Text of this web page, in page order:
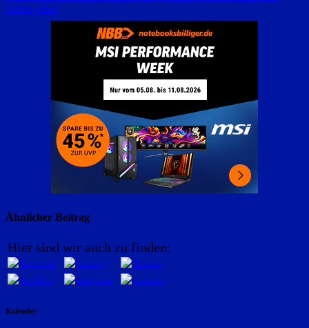
Arbeitgeber
Ähnlicher Beitrag
Hier sind wir auch zu finden:
Kalender